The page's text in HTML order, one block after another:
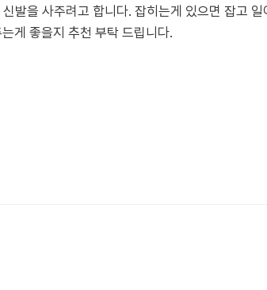
발을 사주려고 합니다. 잡히는게 있으면 잡고
게 좋을지 추천 부탁 드립니다.